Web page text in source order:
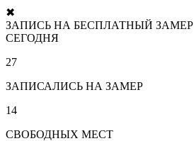
✖
ЗАПИСЬ НА БЕСПЛАТНЫЙ ЗАМЕР
СЕГОДНЯ
27
ЗАПИСАЛИСЬ НА ЗАМЕР
14
СВОБОДНЫХ МЕСТ